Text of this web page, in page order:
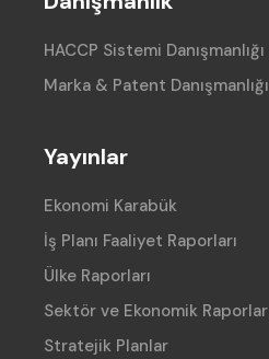
HACCP Sistemi Danışmanlığı
Marka & Patent Danışmanlığı
Yayınlar
Ekonomi Karabük
İş Planı Faaliyet Raporları
Ülke Raporları
Sektör ve Ekonomik Raporlar
Stratejik Planlar